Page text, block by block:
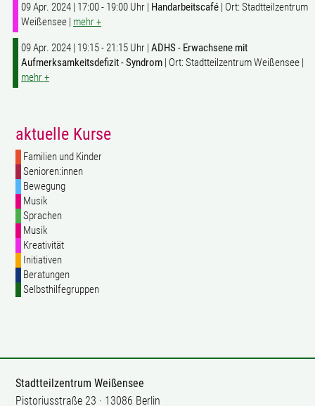
09 Apr. 2024 | 17:00 - 19:00 Uhr | Handarbeitscafé | Ort: Stadtteilzentrum
Weißensee | mehr +
09 Apr. 2024 | 19:15 - 21:15 Uhr | ADHS - Erwachsene mit
Aufmerksamkeitsdefizit - Syndrom | Ort: Stadtteilzentrum Weißensee |
mehr +
aktuelle Kurse
Familien und Kinder
Senioren:innen
Bewegung
Musik
Sprachen
Musik
Kreativität
Initiativen
Beratungen
Selbsthilfegruppen
Stadtteilzentrum Weißensee
Pistoriusstraße 23 · 13086 Berlin